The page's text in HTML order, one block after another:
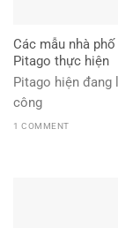
Các mẫu nhà
Pitago thực hiện
Pitago hiện
công
1 COMMENT